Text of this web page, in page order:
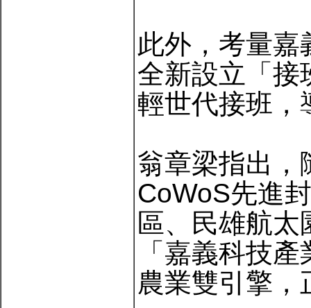
此外，考量嘉
全新設立「接
輕世代接班，
翁章梁指出，
CoWoS先進
區、民雄航
「嘉義科技
農業雙引擎，